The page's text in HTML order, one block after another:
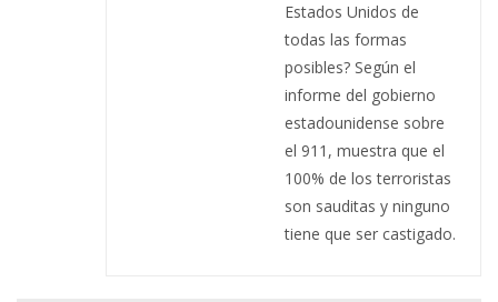
Estados Unidos de
todas las formas
posibles? Según el
informe del gobierno
estadounidense sobre
el 911, muestra que el
100% de los terroristas
son sauditas y ninguno
tiene que ser castigado.